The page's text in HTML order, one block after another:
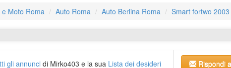
e Moto Roma Auto Roma Auto Berlina Roma Smart fortwo
gli annunci di Mirko403 e la sua Lista dei desideri Rispondi